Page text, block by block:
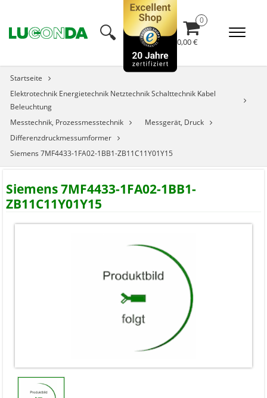
🔍︎ 0,00 €
Startseite
Elektrotechnik Energietechnik Netztechnik Schalttechnik Kabel
Beleuchtung
Messtechnik, Prozessmesstechnik
Messgerät, Druck
Differenzdruckmessumformer
Siemens 7MF4433-1FA02-1BB1-ZB11C11Y01Y15
Siemens 7MF4433-1FA02-1BB1-
ZB11C11Y01Y15